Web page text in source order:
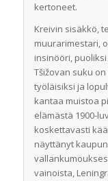
kertoneet.
Kreivin sisäkkö,
muurarimestari,
insinööri,
Tšižovan suku
työläisiksi ja
kantaa muistoa
elämästä 1900-
koskettavasti
näyttänyt
vainoista,